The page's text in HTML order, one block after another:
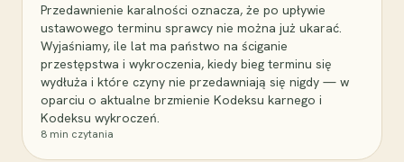
Przedawnienie karalności oznacza, że po upływie
ustawowego terminu sprawcy nie można już ukarać.
Wyjaśniamy, ile lat ma państwo na ściganie
przestępstwa i wykroczenia, kiedy bieg terminu się
wydłuża i które czyny nie przedawniają się nigdy — w
oparciu o aktualne brzmienie Kodeksu karnego i
Kodeksu wykroczeń.
8 min czytania